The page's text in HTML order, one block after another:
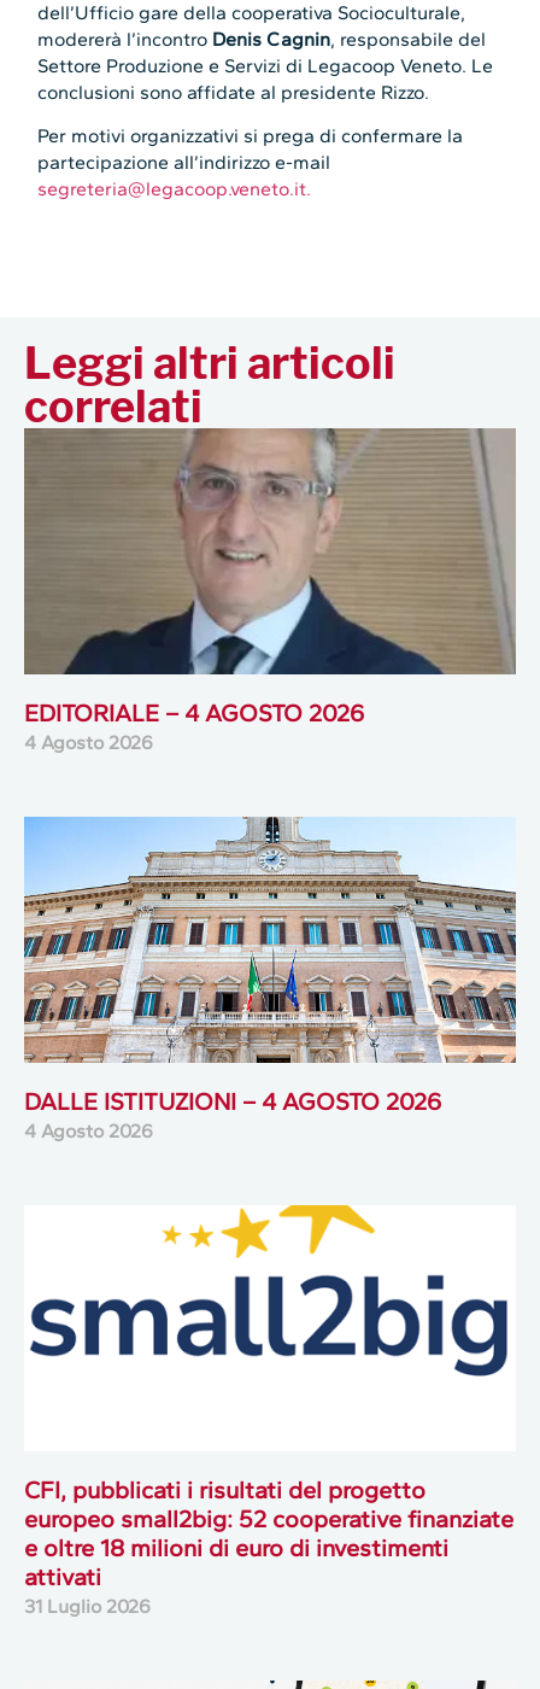
dell’Ufficio gare della cooperativa Socioculturale,
modererà l’incontro Denis Cagnin, responsabile del
Settore Produzione e Servizi di Legacoop Veneto. Le
conclusioni sono affidate al presidente Rizzo.
Per motivi organizzativi si prega di confermare la
partecipazione all’indirizzo e-mail
segreteria@legacoop.veneto.it.
Leggi altri articoli
correlati
EDITORIALE – 4 AGOSTO 2026
4 Agosto 2026
DALLE ISTITUZIONI – 4 AGOSTO 2026
4 Agosto 2026
CFI, pubblicati i risultati del progetto
europeo small2big: 52 cooperative finanziate
e oltre 18 milioni di euro di investimenti
attivati
31 Luglio 2026